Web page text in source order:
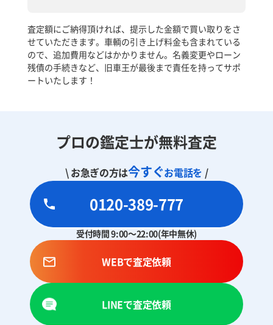
査定額にご納得頂ければ、提示した金額で買い取りをさ
せていただきます。車輌の引き上げ料金も含まれている
ので、追加費用などはかかりません。名義変更やローン
残債の手続きなど、旧車王が最後まで責任を持ってサポ
ートいたします！
プロの鑑定士が無料査定
\ お急ぎの方は今すぐお電話を /
0120-389-777
受付時間 9:00～22:00(年中無休)
WEBで査定依頼
LINEで査定依頼